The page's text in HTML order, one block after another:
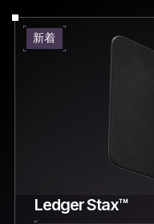
新着
Ledger Stax™